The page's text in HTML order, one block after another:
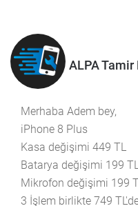
ALPA
Merhaba Adem bey,
iPhone 8 Plus
Kasa değişimi 449 TL
Batarya değişimi 199
Mikrofon değişimi 199
3 İşlem birlikte 749